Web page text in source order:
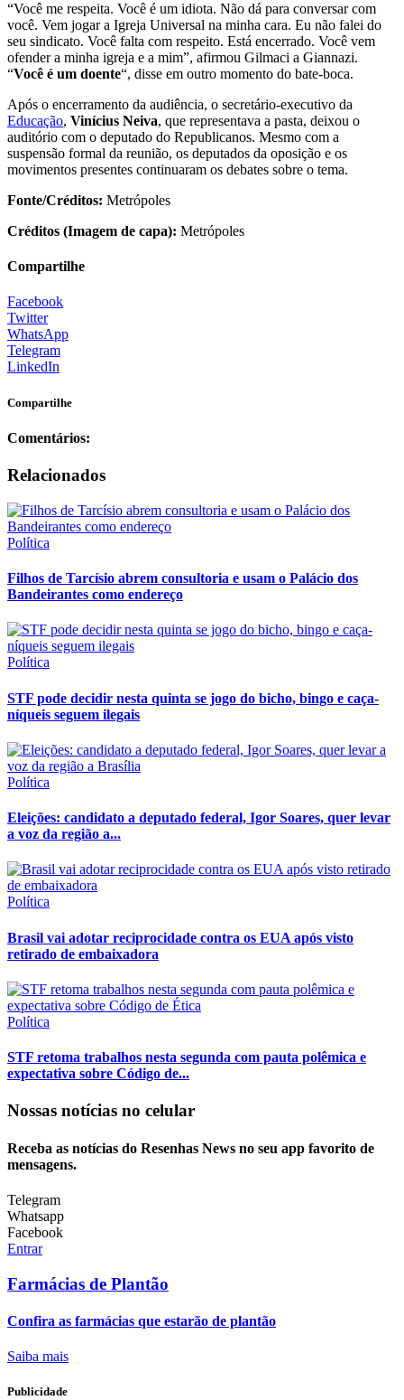
“Você me respeita. Você é um idiota. Não dá para conversar com
você. Vem jogar a Igreja Universal na minha cara. Eu não falei do
seu sindicato. Você falta com respeito. Está encerrado. Você vem
ofender a minha igreja e a mim”, afirmou Gilmaci a Giannazi.
“Você é um doente“, disse em outro momento do bate-boca.
Após o encerramento da audiência, o secretário-executivo da
Educação, Vinícius Neiva, que representava a pasta, deixou o
auditório com o deputado do Republicanos. Mesmo com a
suspensão formal da reunião, os deputados da oposição e os
movimentos presentes continuaram os debates sobre o tema.
Fonte/Créditos: Metrópoles
Créditos (Imagem de capa): Metrópoles
Compartilhe
Facebook
Twitter
WhatsApp
Telegram
LinkedIn
Compartilhe
Comentários:
Relacionados
Política
Filhos de Tarcísio abrem consultoria e usam o Palácio dos
Bandeirantes como endereço
Política
STF pode decidir nesta quinta se jogo do bicho, bingo e caça-
níqueis seguem ilegais
Política
Eleições: candidato a deputado federal, Igor Soares, quer levar
a voz da região a...
Política
Brasil vai adotar reciprocidade contra os EUA após visto
retirado de embaixadora
Política
STF retoma trabalhos nesta segunda com pauta polêmica e
expectativa sobre Código de...
Nossas notícias no celular
Receba as notícias do Resenhas News no seu app favorito de
mensagens.
Telegram
Whatsapp
Facebook
Entrar
Farmácias de Plantão
Confira as farmácias que estarão de plantão
Saiba mais
Publicidade